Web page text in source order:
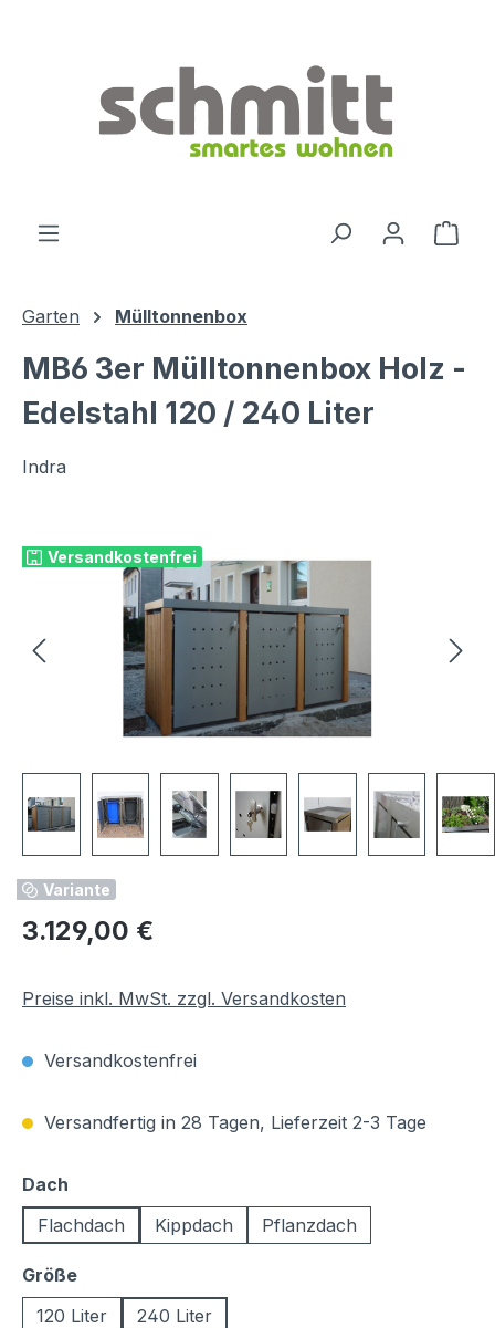
Garten Mülltonnenbox
MB6 3er Mülltonnenbox Holz -
Edelstahl 120 / 240 Liter
Indra
Versandkostenfrei
Variante
Regulärer Preis:
3.129,00 €
Preise inkl. MwSt. zzgl. Versandkosten
Versandkostenfrei
Versandfertig in 28 Tagen, Lieferzeit 2-3 Tage
Dach
Flachdach
Kippdach Pflanzdach
Größeauswählen
120 Liter
240 Liter